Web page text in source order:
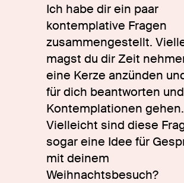
Ich habe dir ein paar
kontemplative Fragen
zusammengestellt.
magst du dir Zeit
eine Kerze anzünden
für dich beantworten
Kontemplationen gehen.
Vielleicht sind diese
sogar eine Idee für
mit deinem
Weihnachtsbesuch?